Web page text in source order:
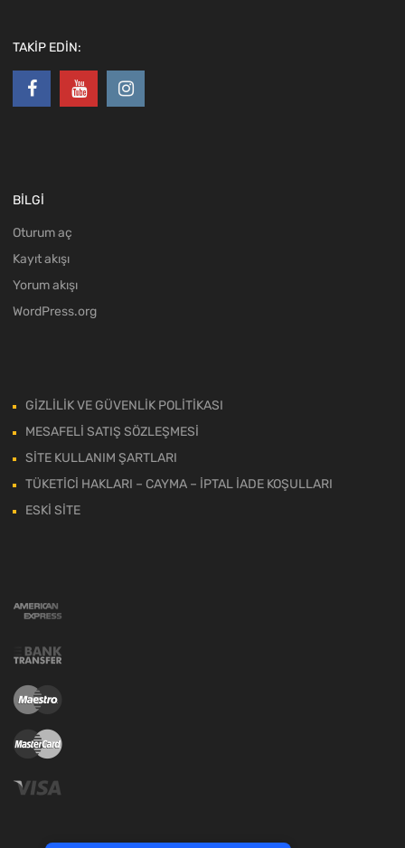
7/24 Canlı Destek
TAKİP EDİN:
BİLGİ
Oturum aç
Kayıt akışı
Yorum akışı
WordPress.org
GİZLİLİK VE GÜVENLİK POLİTİKASI
MESAFELİ SATIŞ SÖZLEŞMESİ
SİTE KULLANIM ŞARTLARI
TÜKETİCİ HAKLARI – CAYMA – İPTAL İADE KOŞULLARI
ESKİ SİTE